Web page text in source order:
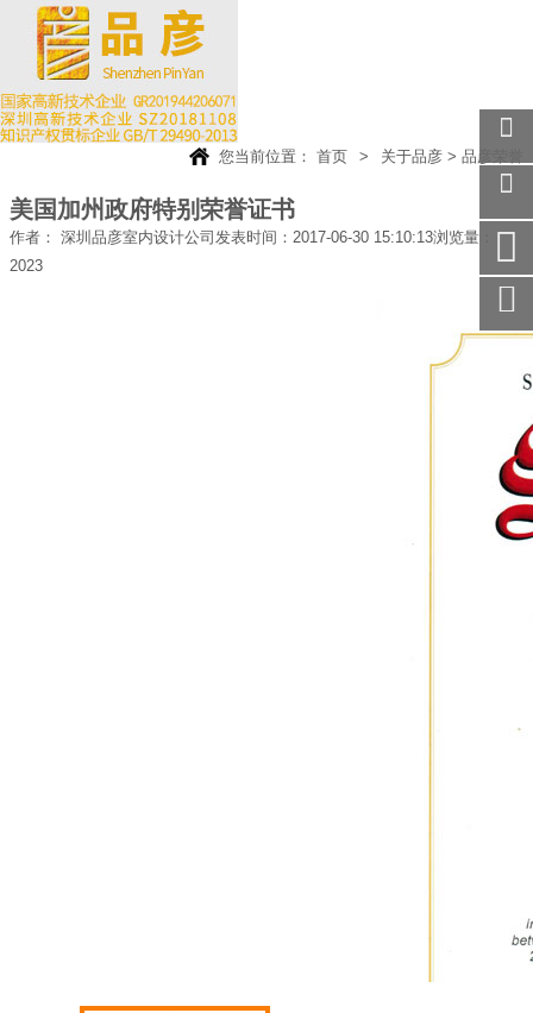
您当前位置： 首页 > 关于品彦 > 品彦荣誉
美国加州政府特别荣誉证书
作者： 深圳品彦室内设计公司 发表时间：2017-06-30 15:10:13浏览量：
2023
关注
微信
在线
手机
访问
服务